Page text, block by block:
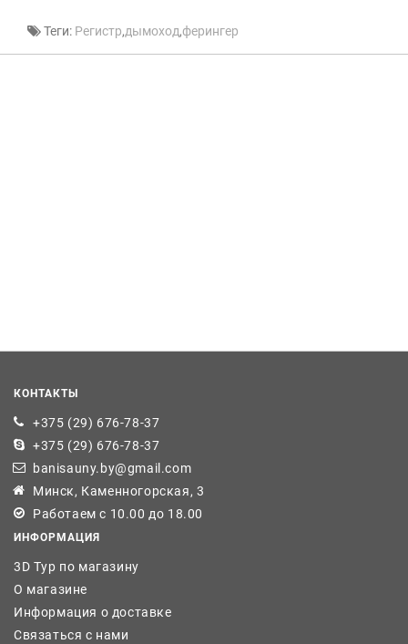
Теги: Регистр,дымоход,ферингер
КОНТАКТЫ
+375 (29) 676-78-37
+375 (29) 676-78-37
banisauny.by@gmail.com
Минск, Каменногорская, 3
Работаем с 10.00 до 18.00
ИНФОРМАЦИЯ
3D Тур по магазину
О магазине
Информация о доставке
Связаться с нами